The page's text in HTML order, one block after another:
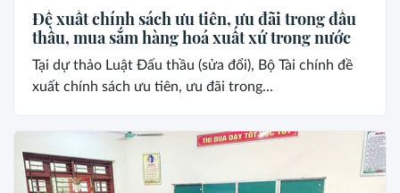
Đề xuất chính sách ưu tiên, ưu đãi trong đấu
thầu, mua sắm hàng hoá xuất xứ trong nước
Tại dự thảo Luật Đấu thầu (sửa đổi), Bộ Tài chính đề
xuất chính sách ưu tiên, ưu đãi trong...